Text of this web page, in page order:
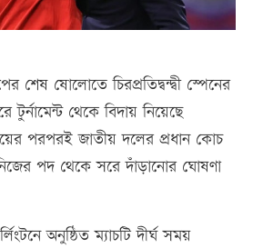
শেষ ষোলোতে চিরপ্রতিদ্বন্দ্বী স্পেনের
থেকে বিদায় নিয়েছে
পরপরই জাতীয় দলের প্রধান কোচ
পদ থেকে সরে দাঁড়ানোর ঘোষণা
অনুষ্ঠিত ম্যাচটি দীর্ঘ সময়